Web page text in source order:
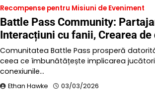
Recompense pentru Misiuni de Eveniment
Battle Pass Community:
Interacțiuni cu fanii, Crearea
Comunitatea Battle Pass prosperă
ceea ce îmbunătățește implicarea
conexiunile…
Ethan Hawke 03/03/2026